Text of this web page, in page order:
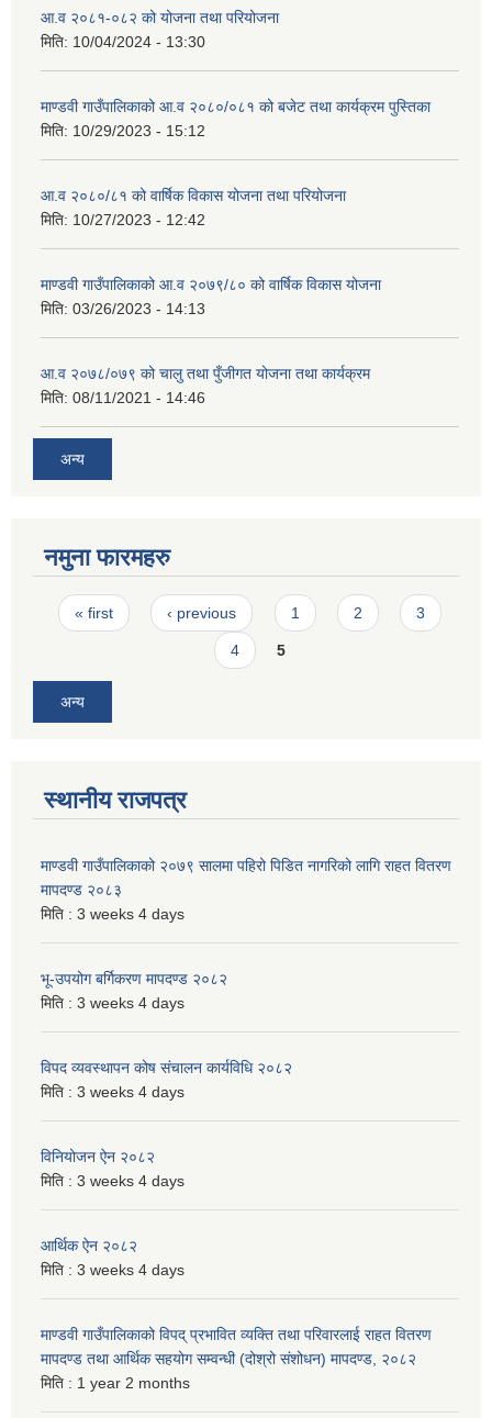
आ.व २०८१-०८२ को योजना तथा परियोजना
मिति: 10/04/2024 - 13:30
माण्डवी गाउँपालिकाको आ.व २०८०/०८१ को बजेट तथा कार्यक्रम पुस्तिका
मिति: 10/29/2023 - 15:12
आ.व २०८०/८१ को वार्षिक विकास योजना तथा परियोजना
मिति: 10/27/2023 - 12:42
माण्डवी गाउँपालिकाको आ.व २०७९/८० को वार्षिक विकास योजना
मिति: 03/26/2023 - 14:13
आ.व २०७८/०७९ को चालु तथा पुँजीगत योजना तथा कार्यक्रम
मिति: 08/11/2021 - 14:46
अन्य
नमुना फारमहरु
Pages
« first ‹ previous 1 2 3
4 5
अन्य
स्थानीय राजपत्र
माण्डवी गाउँपालिकाको २०७९ सालमा पहिरो पिडित नागरिको लागि राहत वितरण
मापदण्ड २०८३
मिति : 3 weeks 4 days
भू-उपयोग बर्गिकरण मापदण्ड २०८२
मिति : 3 weeks 4 days
विपद व्यवस्थापन कोष संचालन कार्यविधि २०८२
मिति : 3 weeks 4 days
विनियोजन ऐन २०८२
मिति : 3 weeks 4 days
आर्थिक ऐन २०८२
मिति : 3 weeks 4 days
माण्डवी गाउँपालिकाको विपद् प्रभावित व्यक्ति तथा परिवारलाई राहत वितरण
मापदण्ड तथा आर्थिक सहयोग सम्वन्धी (दोश्रो संशोधन) मापदण्ड, २०८२
मिति : 1 year 2 months